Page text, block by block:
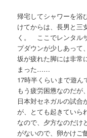
帰宅してシャワーを浴
けてからは、長男と三
く。 ここでレンタル
プダウンが少しあって
坂が疲れた脚には非
まった……
17時半くらいまで遊ん
もう疲労困憊なのだが
日本対セネガルの試
が、とても起きていら
なので、夕方なのだ
がないので、卵かけ